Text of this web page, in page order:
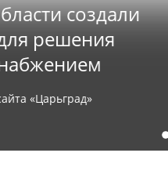
Балицкий:
будет
подземных
14 июля 2023, 12:44
1